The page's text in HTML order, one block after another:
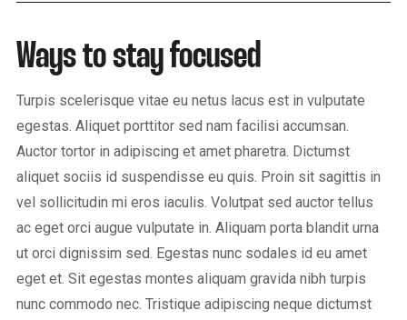
Ways to stay focused
Turpis scelerisque vitae eu netus lacus est in vulputate
egestas. Aliquet porttitor sed nam facilisi accumsan.
Auctor tortor in adipiscing et amet pharetra. Dictumst
aliquet sociis id suspendisse eu quis. Proin sit sagittis in
vel sollicitudin mi eros iaculis. Volutpat sed auctor tellus
ac eget orci augue vulputate in. Aliquam porta blandit urna
ut orci dignissim sed. Egestas nunc sodales id eu amet
eget et. Sit egestas montes aliquam gravida nibh turpis
nunc commodo nec. Tristique adipiscing neque dictumst